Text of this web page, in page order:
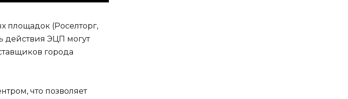
площадок (Роселторг,
действия ЭЦП могут
города
что позволяет